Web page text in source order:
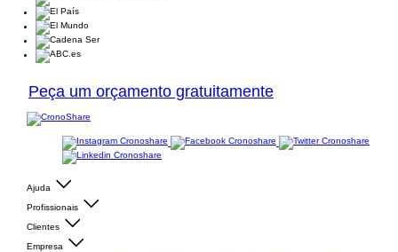
Peça um orçamento gratuitamente
Ajuda
Profissionais
Clientes
Empresa